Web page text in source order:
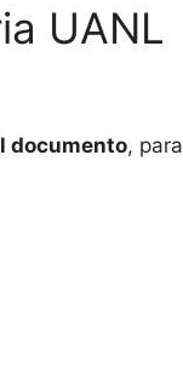
UANL
documento, para